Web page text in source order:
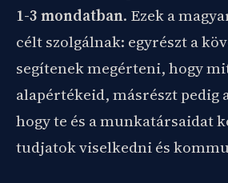
1-3 mondatban. Ezek a
célt szolgálnak: egyrészt a
segítenek megérteni, hogy
alapértékeid, másrészt pedig
hogy te és a munkatársaidat
tudjatok viselkedni és